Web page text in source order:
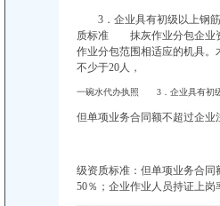
志趣网
朗润园经营部_【电话地址_
公司注册快速
)施工招标公告_
北区分局巡支队龙
人_志趣网
报告_工商信息-启信宝
新禾村4组的型号为PC200-
3．企业具有初级以上钢筋
质标准 抹灰作业分包企业
作业分包范围相适应的机
不少于20人，
一碗水代办执照 3．企业具有初级
但单项业务合同额不超过企业
级资质标准：但单项业务合同
50％；企业作业人员持证上岗